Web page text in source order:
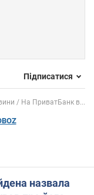
Підписатися
На ПриватБанк в...
назвала